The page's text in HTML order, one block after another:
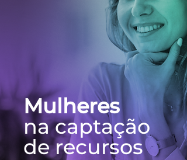
Mulheres
na captação
de recursos